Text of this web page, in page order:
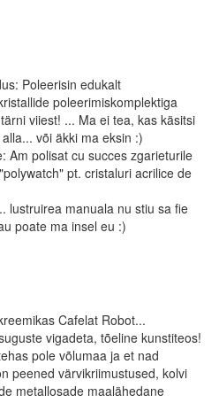
Poleerisin edukalt
poleerimiskomplektiga
viiest! ... Ma ei tea, kas käsitsi
või äkki ma eksin :)
Am polisat cu succes zgarieturile
pt. cristaluri acrilice de
lustruirea manuala nu stiu sa fie
poate ma insel eu :)
Cafelat Robot...
vigadeta, tõeline kunstiteos!
pole võlumaa ja et nad
peened värvikriimustused, kolvi
metallosade maalähedane